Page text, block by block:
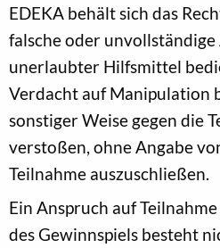
EDEKA behält sich das
falsche oder unvollständige
unerlaubter Hilfsmittel
Verdacht auf Manipulation
sonstiger Weise gegen die
verstoßen, ohne Angabe
Teilnahme auszuschließen.
Ein Anspruch auf
des Gewinnspiels besteht